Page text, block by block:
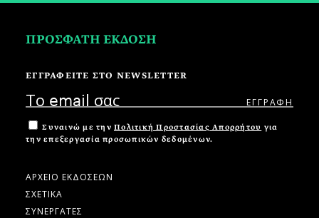
ΠΡΟΣΦΑΤΗ ΕΚΔΟΣΗ
ΕΓΓΡΑΦΕΙΤΕ ΣΤΟ NEWSLETTER
Συναινώ με την Πολιτική Προστασίας Απορρήτου για
την επεξεργασία προσωπικών δεδομένων.
ΑΡΧΕΙΟ ΕΚΔΟΣΕΩΝ
ΣΧΕΤΙΚΑ
ΣΥΝΕΡΓΑΤΕΣ